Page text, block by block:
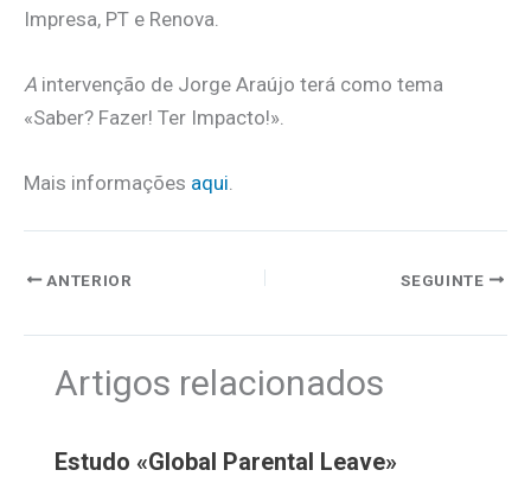
Impresa, PT e Renova.
A intervenção de Jorge Araújo terá como tema
«Saber? Fazer! Ter Impacto!».
Mais informações aqui.
ANTERIOR SEGUINTE
Artigos relacionados
Estudo «Global Parental Leave»